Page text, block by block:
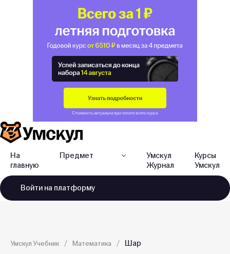
На
главную
Предмет
Умскул
Журнал
Курсы
Умскул
Войти на платформу
Умскул Учебник Математика Шар